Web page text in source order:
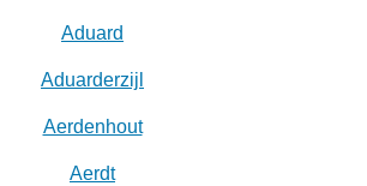
Aduard
Aduarderzijl
Aerdenhout
Aerdt